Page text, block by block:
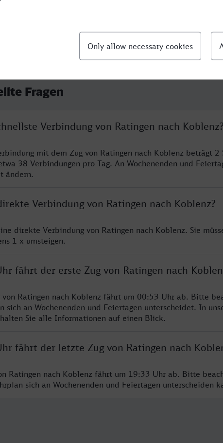
Fragen
Verbindung von Ratingen nach Koblenz?
mit dem Zug von Ratingen nach Koblenz beträgt 2
38 Verbindungen pro Tag. An Wochenenden und
ändern.
Verbindung von Ratingen nach Koblenz?
direkte Verbindung von Ratingen nach Koblenz. Sie
1 x umsteigen.
fährt der erste Zug von Ratingen nach
von Ratingen nach Koblenz fährt um 00:53 Uhr ab. Bitte
sich an Wochenenden und Feiertagen unterscheidet. In
Sie alle Informationen auf einen Blick.
fährt der letzte Zug von Ratingen nach
Ratingen nach Koblenz fährt um 19:33 Uhr ab. Bitte
sich an Wochenenden und Feiertagen unterscheiden